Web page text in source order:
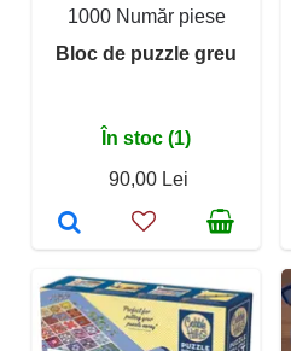
1000 Număr piese
Bloc de puzzle greu
În stoc (1)
90,00 Lei